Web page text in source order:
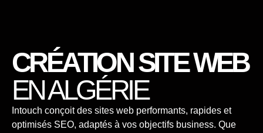
CRÉATION SITE WEB
EN ALGÉRIE
Intouch conçoit des sites web performants, rapides et
optimisés SEO, adaptés à vos objectifs business. Que